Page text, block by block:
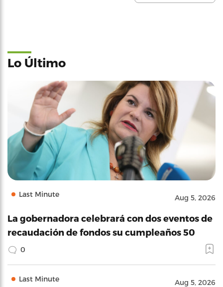
Lo Último
Last Minute Aug 5, 2026
La gobernadora celebrará con dos eventos de
recaudación de fondos su cumpleaños 50
0
Last Minute Aug 5, 2026